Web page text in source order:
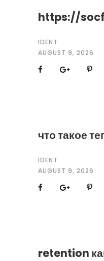
https://
IDENT
AUGUST 9, 2026
что такое
IDENT
AUGUST 9, 2026
retention